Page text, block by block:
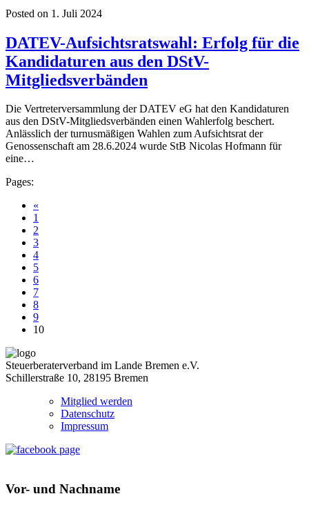
Posted on 1. Juli 2024
DATEV-Aufsichtsratswahl: Erfolg für die
Kandidaturen aus den DStV-
Mitgliedsverbänden
Die Vertreterversammlung der DATEV eG hat den Kandidaturen
aus den DStV-Mitgliedsverbänden einen Wahlerfolg beschert.
Anlässlich der turnusmäßigen Wahlen zum Aufsichtsrat der
Genossenschaft am 28.6.2024 wurde StB Nicolas Hofmann für
eine…
Pages:
«
1
2
3
4
5
6
7
8
9
10
Steuerberaterverband im Lande Bremen e.V.
Schillerstraße 10, 28195 Bremen
Mitglied werden
Datenschutz
Impressum
Vor- und Nachname